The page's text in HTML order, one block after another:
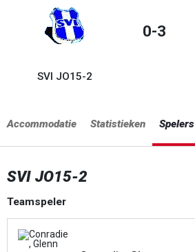
SVI JO15-2
0-3
Accommodatie Statistieken Spelers
SVI JO15-2
Teamspeler